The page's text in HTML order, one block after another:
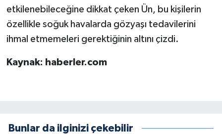
etkilenebileceğine dikkat çeken Ün, bu kişilerin
özellikle soğuk havalarda gözyaşı tedavilerini
ihmal etmemeleri gerektiğinin altını çizdi.
Kaynak: haberler.com
Bunlar da ilginizi çekebilir